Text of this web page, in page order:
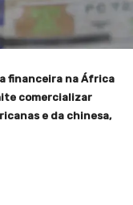
financeira na África
comercializar
e da chinesa,